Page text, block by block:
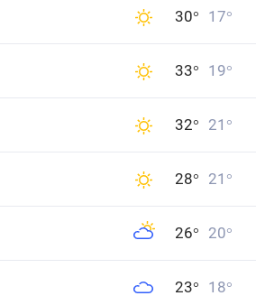
30° 17°
33° 19°
32° 21 °
28° 21 °
26° 20°
23° 18°